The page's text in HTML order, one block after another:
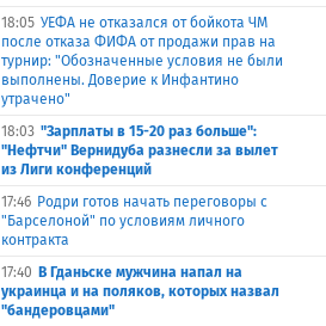
18:05 УЕФА не отказался от бойкота ЧМ
после отказа ФИФА от продажи прав на
турнир: "Обозначенные условия не были
выполнены. Доверие к Инфантино
утрачено"
18:03 "Зарплаты в 15-20 раз больше":
"Нефтчи" Вернидуба разнесли за вылет
из Лиги конференций
17:46 Родри готов начать переговоры с
"Барселоной" по условиям личного
контракта
17:40 В Гданьске мужчина напал на
украинца и на поляков, которых назвал
"бандеровцами"